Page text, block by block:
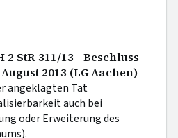
2 StR 311/13 - Beschluss
2013 (LG Aachen)
angeklagten Tat
auch bei
oder Erweiterung des